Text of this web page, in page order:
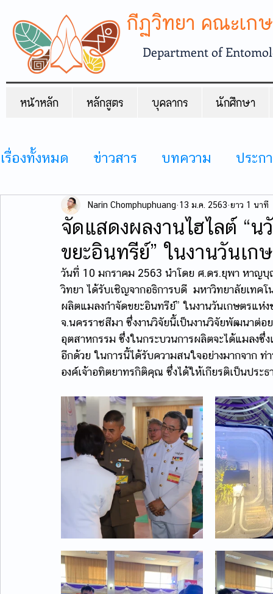
กีฏวิทยา คณะเก
Department of
หน้าหลัก หลักสูตร บุคลากร นักศึกษา
เรื่องทั้งหมด ข่าวสาร บทความ ประก
กิจกรรม
จัดแสดงผลงานไฮไลต์ “
ขยะอินทรีย์” ในงานวันเก
Narin Chomphuphuang 13 ม.ค. 2563 ยาว 1 นาที
วันที่ 10 มกราคม 2563 นำโดย ศ.ดร.ยุพา หาญ
วิทยา ได้รับเชิญจากอธิการบดี  มหาวิทยาลัยเทค
ผลิตแมลงกำจัดขยะอินทรีย์” ในงานวันเกษตรแ
จ.นครราชสีมา ซึ่งงานวิจัยนี้เป็นงานวิจัยพัฒนาต่
อุตสาหกรรม ซึ่งในกระบวนการผลิตจะได้แมลงซึ่
อีกด้วย ในการนี้ได้รับความสนใจอย่างมากจาก
องค์เจ้าอทิตยาทรกิติคุณ ซึ่งได้ให้เกียรติเป็นประ